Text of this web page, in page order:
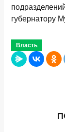
губернатору
Власть